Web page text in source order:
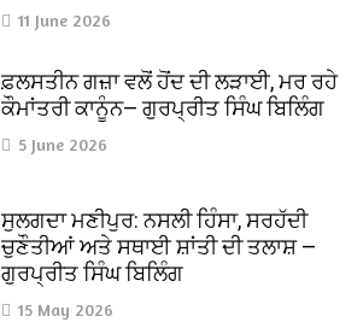
11 June 2026
ਫ਼ਲਸਤੀਨ ਗਜ਼ਾ ਵਲੋਂ ਹੋਂਦ ਦੀ ਲੜਾਈ, ਮਰ ਰਹੇ
ਕੌਮਾਂਤਰੀ ਕਾਨੂੰਨ— ਗੁਰਪ੍ਰੀਤ ਸਿੰਘ ਬਿਲਿੰਗ
5 June 2026
ਸੁਲਗਦਾ ਮਣੀਪੁਰ: ਨਸਲੀ ਹਿੰਸਾ, ਸਰਹੱਦੀ
ਚੁਣੌਤੀਆਂ ਅਤੇ ਸਥਾਈ ਸ਼ਾਂਤੀ ਦੀ ਤਲਾਸ਼ —
ਗੁਰਪ੍ਰੀਤ ਸਿੰਘ ਬਿਲਿੰਗ
15 May 2026